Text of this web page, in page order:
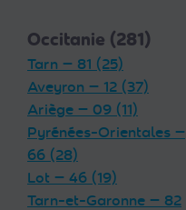
Occitanie (281)
Tarn — 81 (25)
Aveyron — 12 (37)
Ariège — 09 (11)
Pyrénées-Orientales —
66 (28)
Lot — 46 (19)
Tarn-et-Garonne — 82